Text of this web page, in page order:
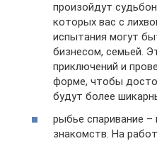
произойдут
которых вас с
испытания могут
бизнесом, семьей.
приключений и
форме, чтобы
будут более
рыбье спаривание
знакомств. На